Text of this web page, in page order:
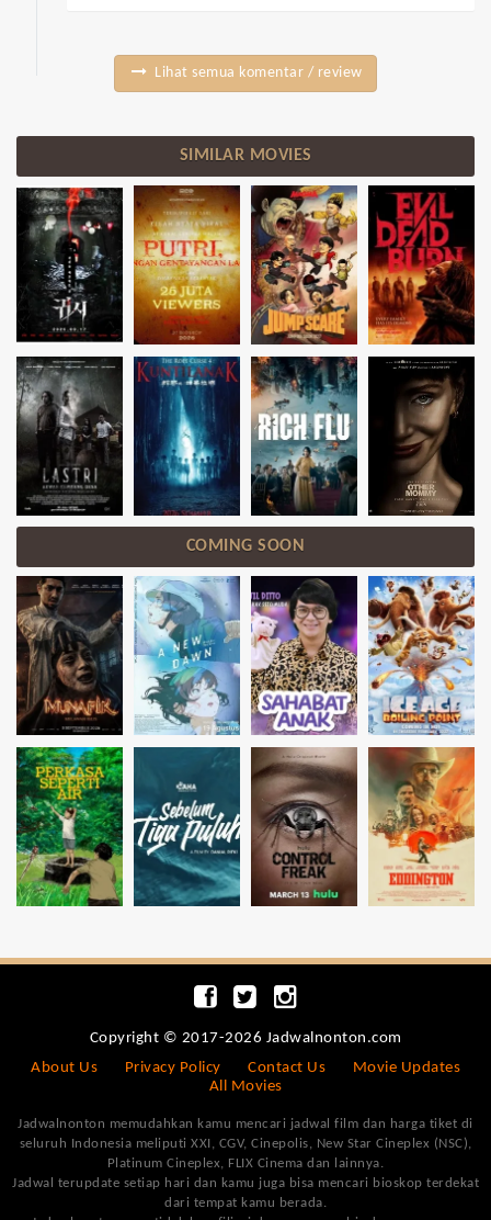
Lihat semua komentar / review
SIMILAR MOVIES
COMING SOON
Copyright © 2017-2026 Jadwalnonton.com
About Us
Privacy Policy Contact Us
Movie Updates
All Movies
Jadwalnonton memudahkan kamu mencari jadwal film dan harga tiket di
seluruh Indonesia meliputi XXI, CGV, Cinepolis, New Star Cineplex (NSC),
Platinum Cineplex, FLIX Cinema dan lainnya.
Jadwal terupdate setiap hari dan kamu juga bisa mencari bioskop terdekat
dari tempat kamu berada.